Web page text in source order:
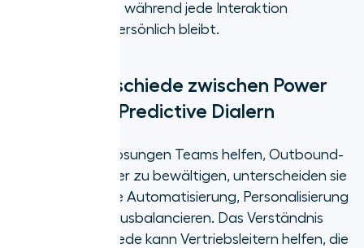
, während jede Interaktion
informiert und persönlich bleibt.
Hauptunterschiede zwischen Power
Dialern und Predictive Dialern
Obwohl beide Lösungen Teams helfen, Outbound-
Anrufe effizienter zu bewältigen, unterscheiden sie
sich darin, wie sie Automatisierung, Personalisierung
und Skalierung ausbalancieren. Das Verständnis
dieser Unterschiede kann Vertriebsleitern helfen, die